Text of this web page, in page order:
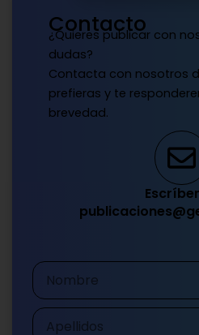
Contacto
¿Quieres publicar con
dudas?
Contacta con nosotros
prefieras y te
brevedad.
Nombre
Apellidos